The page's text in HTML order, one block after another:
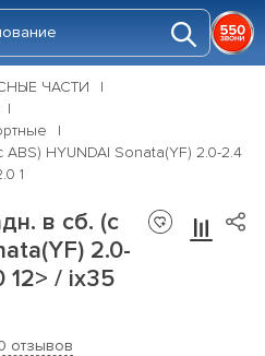
ЧАСТИ
HYUNDAI Sonata(YF) 2.0-2.4
1
в сб. (с
2.0-
12> / ix35
отзывов